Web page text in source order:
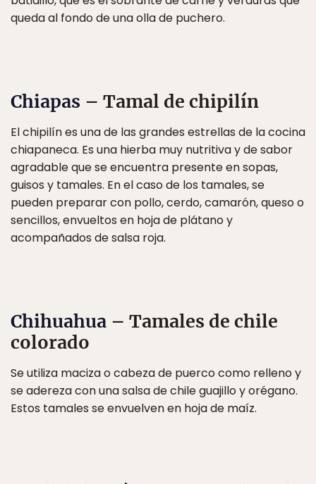
queda al fondo de una olla de puchero.
Chiapas – Tamal de chipilín
El chipilín es una de las grandes estrellas de la cocina
chiapaneca. Es una hierba muy nutritiva y de sabor
agradable que se encuentra presente en sopas,
guisos y tamales. En el caso de los tamales, se
pueden preparar con pollo, cerdo, camarón, queso o
sencillos, envueltos en hoja de plátano y
acompañados de salsa roja.
Chihuahua – Tamales de chile
colorado
Se utiliza maciza o cabeza de puerco como relleno y
se adereza con una salsa de chile guajillo y orégano.
Estos tamales se envuelven en hoja de maíz.